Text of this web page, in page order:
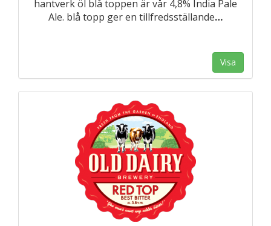
hantverk öl blå toppen är vår 4,8% India Pale
Ale. blå topp ger en tillfredsställande…
Visa